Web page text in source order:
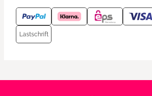
Lastschrift